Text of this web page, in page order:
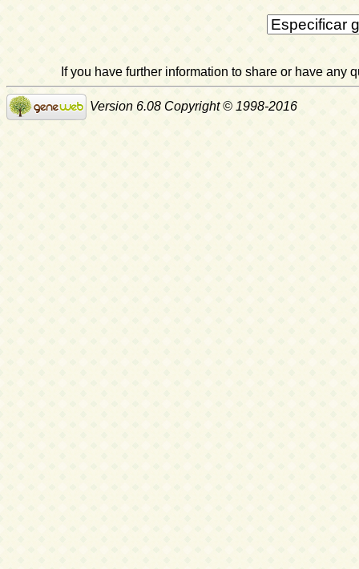
If you have further information to share or have
Version 6.08 Copyright © 1998-2016